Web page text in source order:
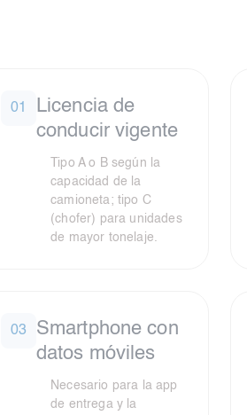
01
Licencia de
conducir vigente
Tipo A o B según la
capacidad de la
camioneta; tipo C
(chofer) para unidades
de mayor tonelaje.
03
Smartphone con
datos móviles
Necesario para la app
de entrega y la